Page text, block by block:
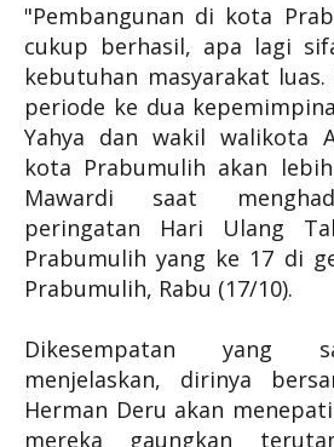
"Pembangunan di kota
cukup berhasil, apa lagi
kebutuhan masyarakat
periode ke dua
Yahya dan wakil walikota
kota Prabumulih akan
Mawardi saat
peringatan Hari Ulang
Prabumulih yang ke 17 di
Prabumulih, Rabu (17/10).
Dikesempatan yang
menjelaskan, dirinya
Herman Deru akan
mereka gaungkan